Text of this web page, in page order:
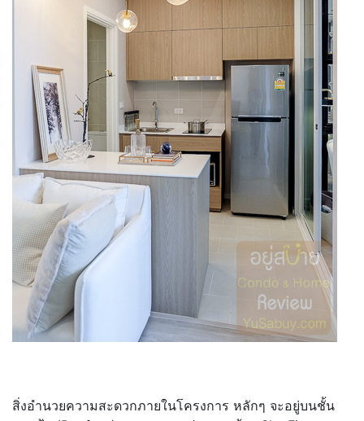
สิ่งอำนวยความสะดวกภายในโครงการ หลักๆ จะอยู่บนชั้น